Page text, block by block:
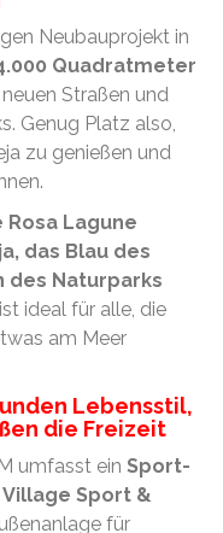
Neubauprojekt in
Quadratmeter
Straßen und
Genug Platz also,
zu genießen und
Lagune
das Blau des
des Naturparks
ideal für alle, die
am Meer
Lebensstil,
die Freizeit
umfasst ein Sport-
Sport &
für